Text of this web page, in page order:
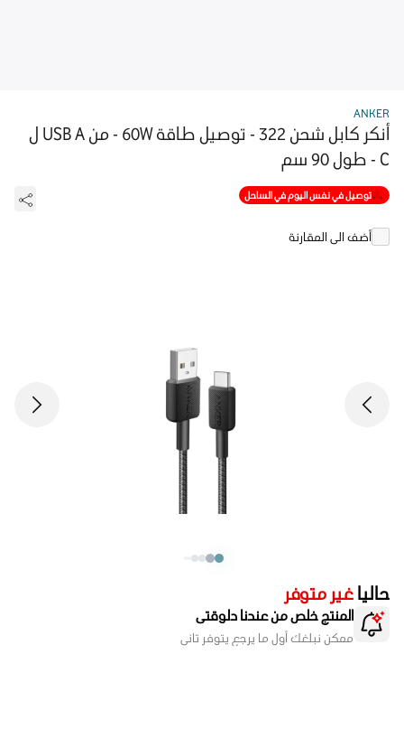
ANKER
أنكر كابل شحن 322 - توصيل طاقة 60W - من USB A ل
C - طول 90 سم
توصيل في نفس اليوم في الساحل
أضف الى المقارنة
حاليا غير متوفر
المنتج خلص من عندنا دلوقتى
ممكن نبلغك أول ما يرجع يتوفر تانى